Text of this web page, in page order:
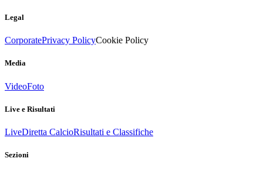
Legal
CorporatePrivacy PolicyCookie Policy
Media
VideoFoto
Live e Risultati
LiveDiretta CalcioRisultati e Classifiche
Sezioni